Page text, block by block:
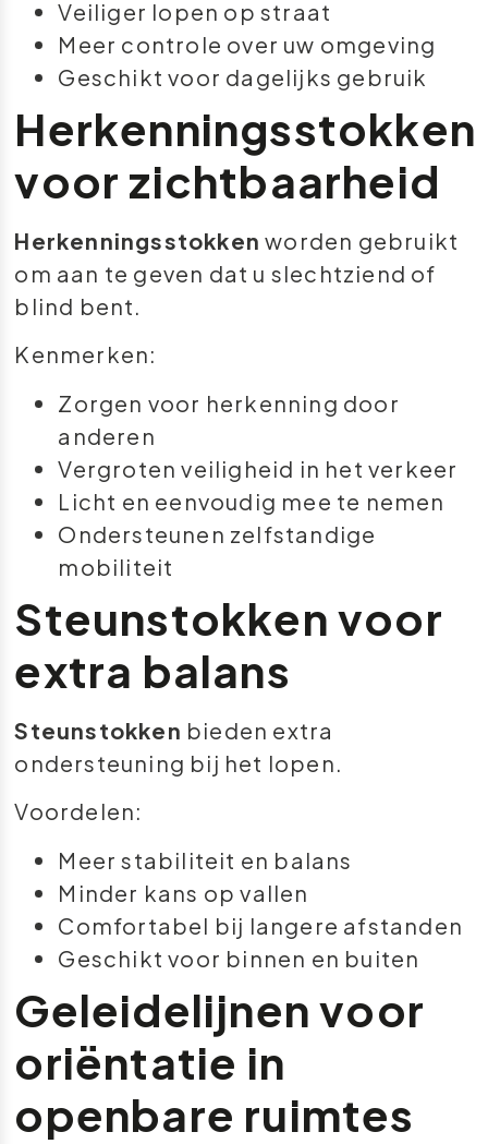
Veiliger lopen op straat
Meer controle over uw omgeving
Geschikt voor dagelijks gebruik
Herkenningsstokken
voor zichtbaarheid
Herkenningsstokken worden gebruikt
om aan te geven dat u slechtziend of
blind bent.
Kenmerken:
Zorgen voor herkenning door
anderen
Vergroten veiligheid in het verkeer
Licht en eenvoudig mee te nemen
Ondersteunen zelfstandige
mobiliteit
Steunstokken voor
extra balans
Steunstokken bieden extra
ondersteuning bij het lopen.
Voordelen:
Meer stabiliteit en balans
Minder kans op vallen
Comfortabel bij langere afstanden
Geschikt voor binnen en buiten
Geleidelijnen voor
oriëntatie in
openbare ruimtes